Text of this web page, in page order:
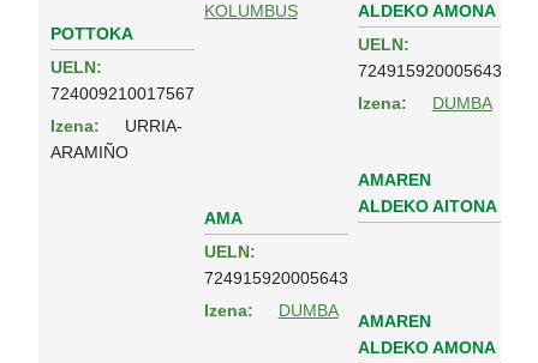
POTTOKA
UELN:
724009210017567
Izena:
URRIA-
ARAMIÑO
KOLUMBUS
ALDEKO AMONA
UELN:
724915920005643
Izena:
DUMBA
AMA
UELN:
724915920005643
Izena:
DUMBA
AMAREN
ALDEKO AITONA
AMAREN
ALDEKO AMONA